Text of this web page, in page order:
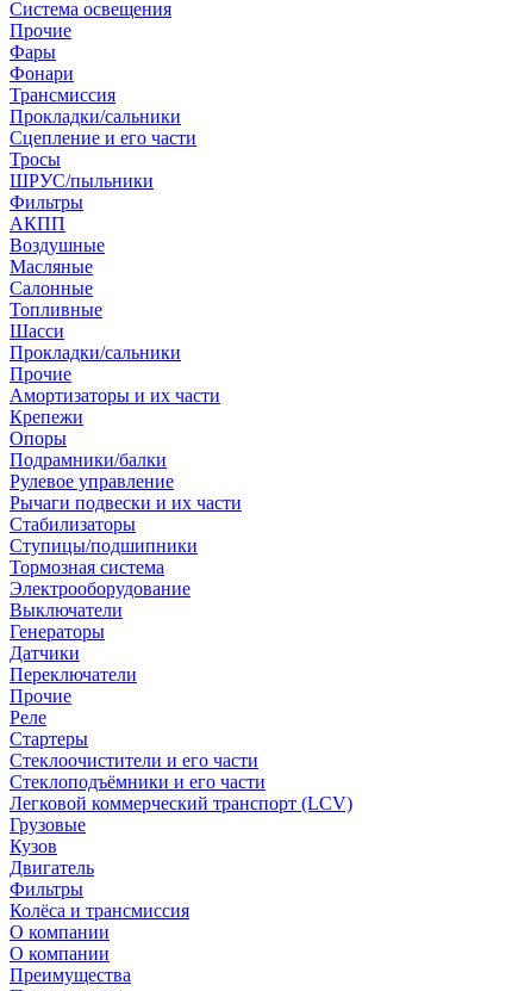
Система освещения
Прочие
Фары
Фонари
Трансмиссия
Прокладки/сальники
Сцепление и его части
Тросы
ШРУС/пыльники
Фильтры
АКПП
Воздушные
Масляные
Салонные
Топливные
Шасси
Прокладки/сальники
Прочие
Амортизаторы и их части
Крепежи
Опоры
Подрамники/балки
Рулевое управление
Рычаги подвески и их части
Стабилизаторы
Ступицы/подшипники
Тормозная система
Электрооборудование
Выключатели
Генераторы
Датчики
Переключатели
Прочие
Реле
Стартеры
Стеклоочистители и его части
Стеклоподъёмники и его части
Легковой коммерческий транспорт (LCV)
Грузовые
Кузов
Двигатель
Фильтры
Колёса и трансмиссия
О компании
О компании
Преимущества